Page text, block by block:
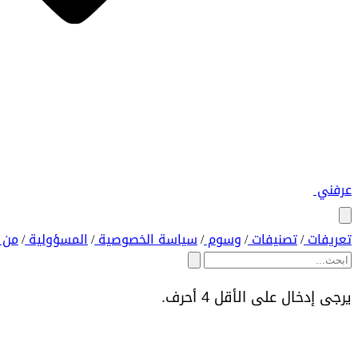
عرفني
تعريفات/ تصنيفات/ وسوم/ سياسة الخصوصية/ المسؤولية/
يرجى إدخال على الأقل 4 أحرف.